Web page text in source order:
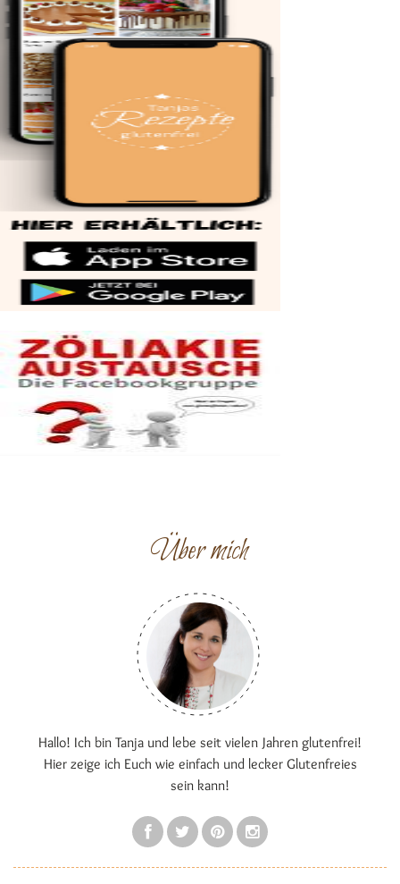
Über mich
Hallo! Ich bin Tanja und lebe seit vielen Jahren glutenfrei!
Hier zeige ich Euch wie einfach und lecker Glutenfreies
sein kann!